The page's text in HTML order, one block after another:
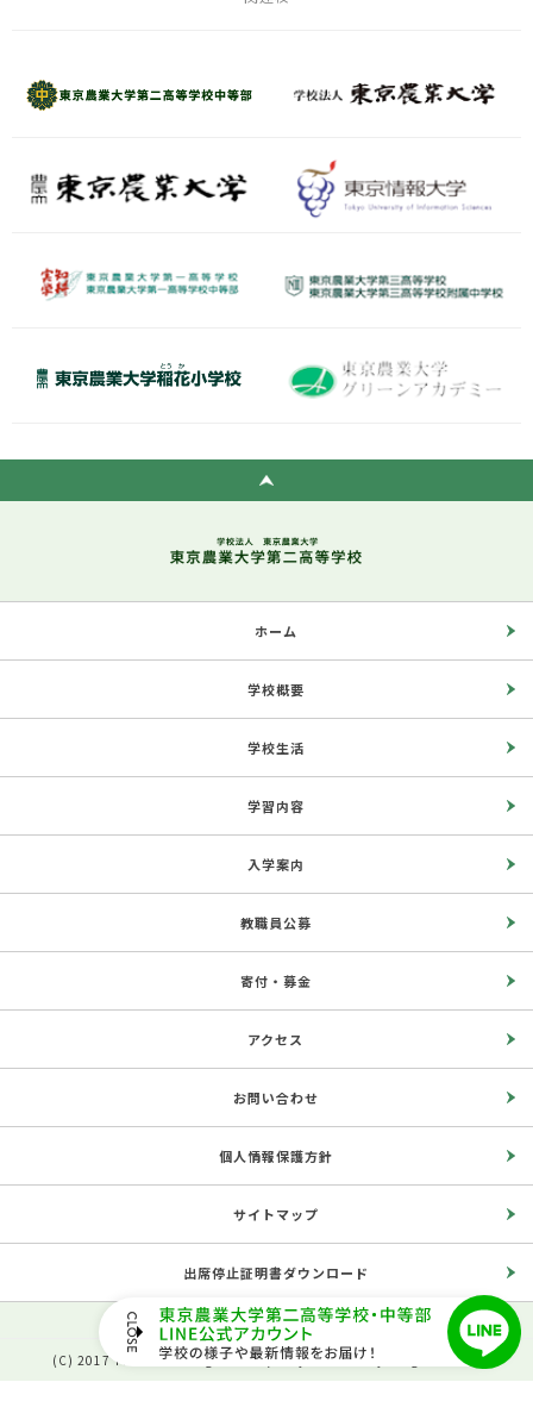
ホーム
学校概要
学校生活
学習内容
入学案内
教職員公募
寄付・募金
アクセス
お問い合わせ
個人情報保護方針
サイトマップ
出席停止証明書ダウンロード
(C) 2017 The Second High School, Tokyo University of Agriculture.